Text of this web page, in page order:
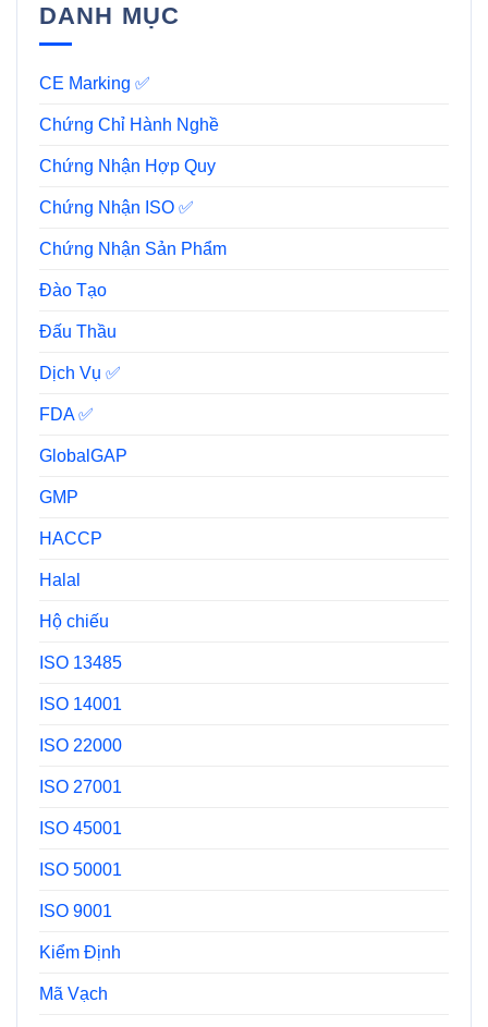
DANH MỤC
CE Marking ✅
Chứng Chỉ Hành Nghề
Chứng Nhận Hợp Quy
Chứng Nhận ISO ✅
Chứng Nhận Sản Phẩm
Đào Tạo
Đấu Thầu
Dịch Vụ ✅
FDA ✅
GlobalGAP
GMP
HACCP
Halal
Hộ chiếu
ISO 13485
ISO 14001
ISO 22000
ISO 27001
ISO 45001
ISO 50001
ISO 9001
Kiểm Định
Mã Vạch